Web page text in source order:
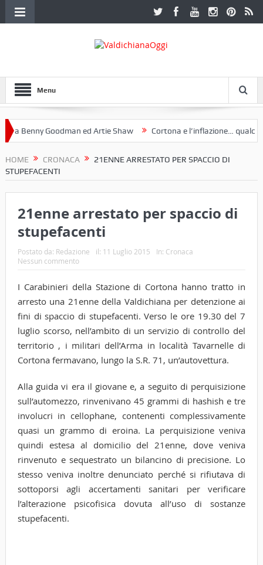
Menu
Benny Goodman ed Artie Shaw Cortona e l’inflazione… qualche
HOME CRONACA
21ENNE ARRESTATO PER SPACCIO DI
STUPEFACENTI
21enne arrestato per spaccio di
stupefacenti
Postato da: Redazione il: 11 Luglio 2015 In: Cronaca
Nessun commento
I Carabinieri della Stazione di Cortona hanno tratto in
arresto una 21enne della Valdichiana per detenzione ai
fini di spaccio di stupefacenti. Verso le ore 19.30 del 7
luglio scorso, nell’ambito di un servizio di controllo del
territorio , i militari dell’Arma in località Tavarnelle di
Cortona fermavano, lungo la S.R. 71, un’autovettura.
Alla guida vi era il giovane e, a seguito di perquisizione
sull’automezzo, rinvenivano 45 grammi di hashish e tre
involucri in cellophane, contenenti complessivamente
quasi un grammo di eroina. La perquisizione veniva
quindi estesa al domicilio del 21enne, dove veniva
rinvenuto e sequestrato un bilancino di precisione. Lo
stesso veniva inoltre denunciato perché si rifiutava di
sottoporsi agli accertamenti sanitari per verificare
l’alterazione psicofisica dovuta all’uso di sostanze
stupefacenti.